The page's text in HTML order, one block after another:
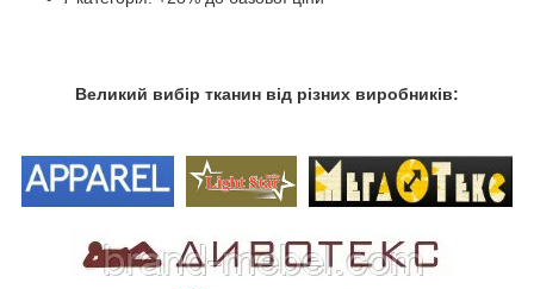
Великий вибір тканин від різних виробників: